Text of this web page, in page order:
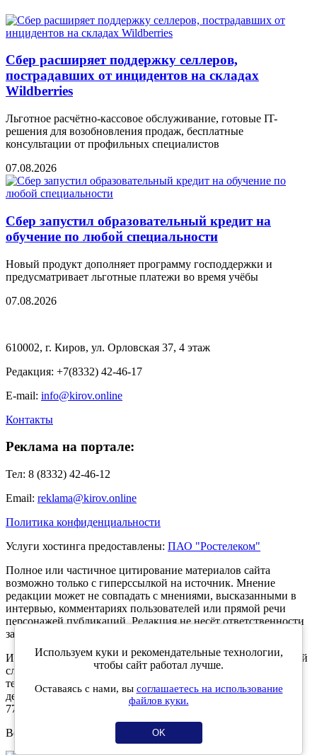
Сбер расширяет поддержку селлеров,
пострадавших от инцидентов на складах
Wildberries
Льготное расчётно-кассовое обслуживание, готовые IT-
решения для возобновления продаж, бесплатные
консультации от профильных специалистов
07.08.2026
Сбер запустил образовательный кредит на
обучение по любой специальности
Новый продукт дополняет программу господдержки и
предусматривает льготные платежи во время учёбы
07.08.2026
610002, г. Киров, ул. Орловская 37, 4 этаж
Редакция: +7(8332) 42-46-17
E-mail: info@kirov.online
Контакты
Реклама на портале:
Тел: 8 (8332) 42-46-12
Email: reklama@kirov.online
Политика конфиденциальности
Услуги хостинга предоставлены: ПАО "Ростелеком"
Полное или частичное цитирование материалов сайта
возможно только с гиперссылкой на источник. Мнение
редакции может не совпадать с мнениями, высказанными в
интервью, комментариях пользователей или прямой речи
персонажей публикаций. Редакция не несёт ответственности
за текст комментариев читателей.
Интернет-портал Kirov.online зарегистрирован в Федеральной
службе по надзору в сфере связи, информационных
технологий и массовых коммуникаций (Роскомнадзор) 5
декабря 2019 года. Регистрационный номер ЭЛ № ФС 77 -
77189.
Возрастное ограничение 12+
Используем куки и рекомендательные технологии,
чтобы сайт работал лучше.
Оставаясь с нами, вы соглашаетесь на использование
файлов куки.
OK